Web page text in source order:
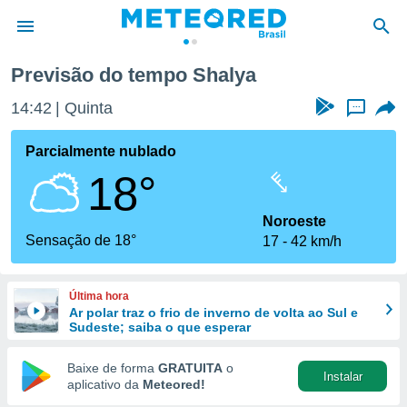
da
fornecidas
a este
das
e
forma
digital
Previsão do tempo Shalya
14:42 Quinta ...
Parcialmente nublado
18°
Sensação de 18°
Noroeste
17
42 km/h
Última hora
Ar polar traz o frio de inverno de volta ao Sul e
Sudeste; saiba o que esperar
Baixe de forma GRATUITA o
aplicativo da Meteored!
Instalar